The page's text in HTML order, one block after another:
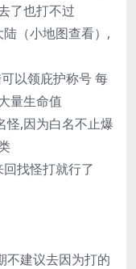
了也打不过
（小地图查看）,
以领庇护称号 每
量生命值
怪,因为白名不止爆
找怪打就行了
不建议去因为打的